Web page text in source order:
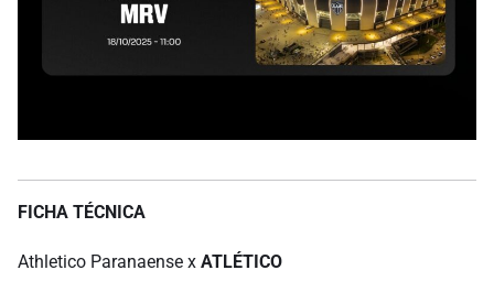
FICHA TÉCNICA
Athletico Paranaense x ATLÉTICO